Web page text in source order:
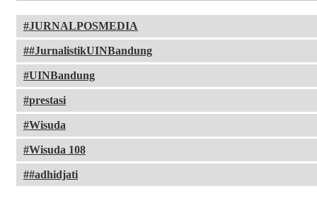
JURNALPOSMEDIA
#JurnalistikUINBandung
UINBandung
prestasi
Wisuda
Wisuda 108
#adhidjati